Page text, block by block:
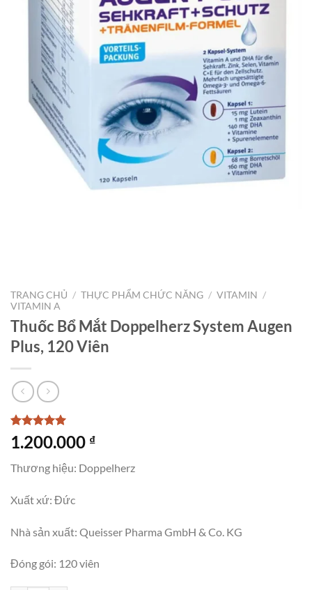
TRANG CHỦ / THỰC PHẨM CHỨC NĂNG / VITAMIN /
VITAMIN A
Thuốc Bổ Mắt Doppelherz System Augen
Plus, 120 Viên
5trên 5
dựa trên
1
1.200.000 ₫
Thương hiệu: Doppelherz
Xuất xứ: Đức
Nhà sản xuất: Queisser Pharma GmbH & Co. KG
Đóng gói: 120 viên